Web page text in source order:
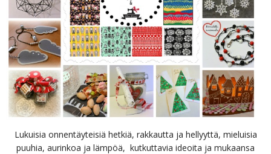
Lukuisia onnentäyteisiä hetkiä, rakkautta ja hellyyttä, mieluisia
puuhia, aurinkoa ja lämpöä, kutkuttavia ideoita ja mukaansa